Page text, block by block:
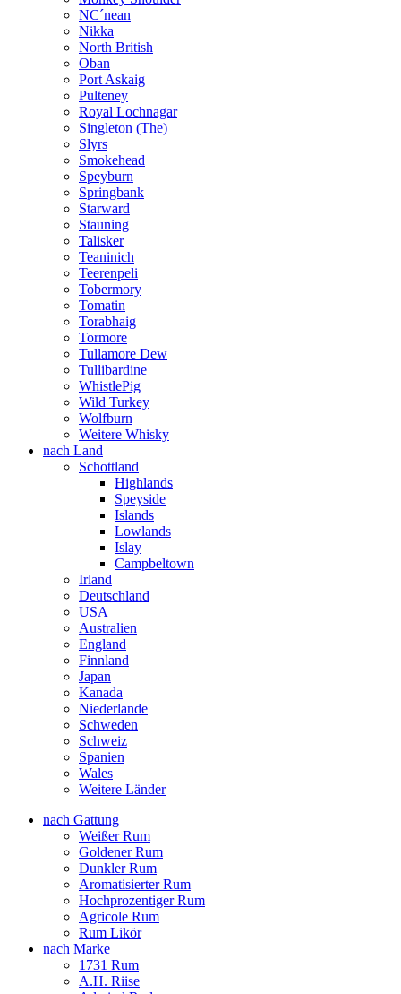
NC´nean
Nikka
North British
Oban
Port Askaig
Pulteney
Royal Lochnagar
Singleton (The)
Slyrs
Smokehead
Speyburn
Springbank
Starward
Stauning
Talisker
Teaninich
Teerenpeli
Tobermory
Tomatin
Torabhaig
Tormore
Tullamore Dew
Tullibardine
WhistlePig
Wild Turkey
Wolfburn
Weitere Whisky
nach Land
Schottland
Highlands
Speyside
Islands
Lowlands
Islay
Campbeltown
Irland
Deutschland
USA
Australien
England
Finnland
Japan
Kanada
Niederlande
Schweden
Schweiz
Spanien
Wales
Weitere Länder
nach Gattung
Weißer Rum
Goldener Rum
Dunkler Rum
Aromatisierter Rum
Hochprozentiger Rum
Agricole Rum
Rum Likör
nach Marke
1731 Rum
A.H. Riise